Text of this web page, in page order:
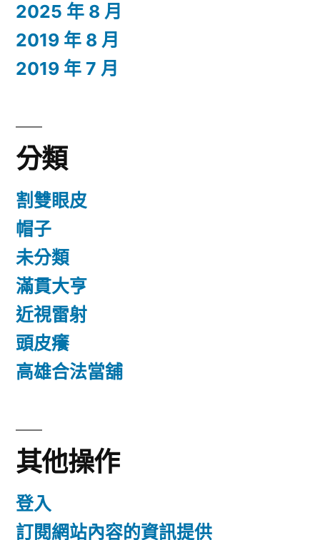
2025 年 8 月
2019 年 8 月
2019 年 7 月
分類
割雙眼皮
帽子
未分類
滿貫大亨
近視雷射
頭皮癢
高雄合法當舖
其他操作
登入
訂閱網站內容的資訊提供